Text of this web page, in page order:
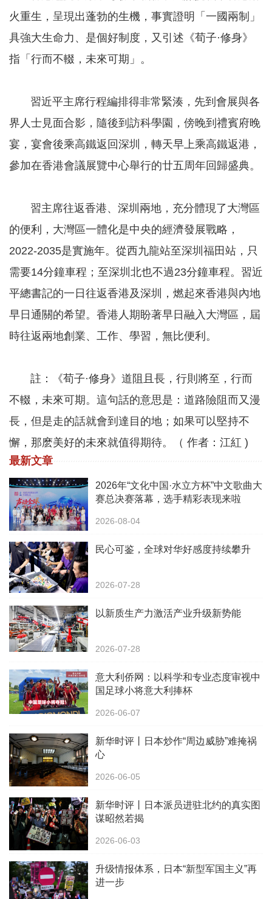
火重生，呈現出蓬勃的生機，事實證明「一國兩制」
具強大生命力、是個好制度，又引述《荀子·修身》
指「行而不輟，未來可期」。
習近平主席行程編排得非常緊湊，先到會展與各
界人士見面合影，隨後到訪科學園，傍晚到禮賓府晚
宴，宴會後乘高鐵返回深圳，轉天早上乘高鐵返港，
參加在香港會議展覽中心舉行的廿五周年回歸盛典。
習主席往返香港、深圳兩地，充分體現了大灣區
的便利，大灣區一體化是中央的經濟發展戰略，
2022-2035是實施年。從西九龍站至深圳福田站，只
需要14分鐘車程；至深圳北也不過23分鐘車程。習近
平總書記的一日往返香港及深圳，燃起來香港與內地
早日通關的希望。香港人期盼著早日融入大灣區，屆
時往返兩地創業、工作、學習，無比便利。
註：《荀子·修身》道阻且長，行則將至，行而
不輟，未來可期。這句話的意思是：道路險阻而又漫
長，但是走的話就會到達目的地；如果可以堅持不
懈，那麽美好的未來就值得期待。（ 作者：江紅 )
最新文章
2026年“文化中国·水立方杯”中文歌曲大
赛总决赛落幕，选手精彩表现来啦
2026-08-04
民心可鉴，全球对华好感度持续攀升
2026-07-28
以新质生产力激活产业升级新势能
2026-07-28
意大利侨网：以科学和专业态度审视中
国足球小将意大利捧杯
2026-06-07
新华时评丨日本炒作“周边威胁”难掩祸
心
2026-06-05
新华时评丨日本派员进驻北约的真实图
谋昭然若揭
2026-06-03
升级情报体系，日本“新型军国主义”再
进一步